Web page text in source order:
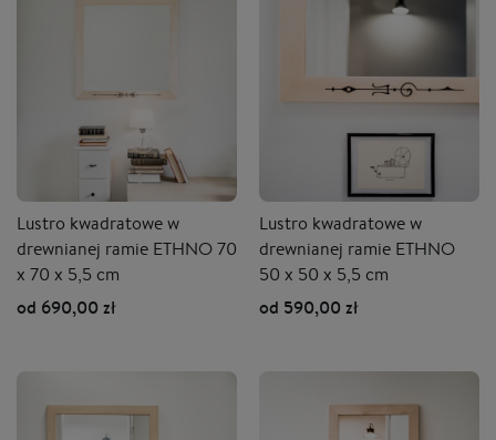
Lustro kwadratowe w
drewnianej ramie ETHNO 70
x 70 x 5,5 cm
od 690,00 zł
Lustro kwadratowe w
drewnianej ramie ETHNO
50 x 50 x 5,5 cm
od 590,00 zł